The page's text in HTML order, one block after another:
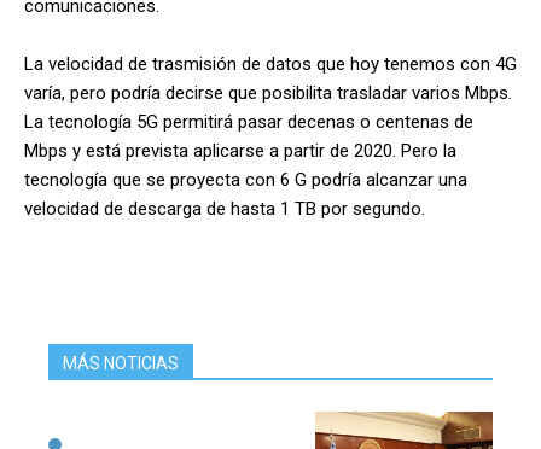
comunicaciones.
La velocidad de trasmisión de datos que hoy tenemos con 4G
varía, pero podría decirse que posibilita trasladar varios Mbps.
La tecnología 5G permitirá pasar decenas o centenas de
Mbps y está prevista aplicarse a partir de 2020. Pero la
tecnología que se proyecta con 6 G podría alcanzar una
velocidad de descarga de hasta 1 TB por segundo.
MÁS NOTICIAS